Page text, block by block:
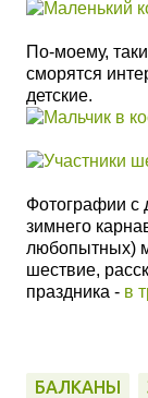
По-моему,
сморятся
детские.
Фотографии с
зимнего
любопытных)
шествие,
праздника - в
БАЛКАНЫ